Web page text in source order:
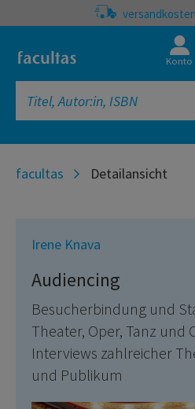
Konto
facultas Detailansicht
Irene Knava
Audiencing
Besucherbindung und
Theater, Oper, Tanz und
Interviews zahlreicher
und Publikum